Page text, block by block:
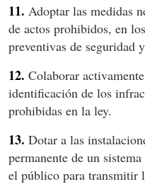
11. Adoptar las medidas
de actos prohibidos, en
preventivas de seguridad
12. Colaborar
identificación de los
prohibidas en la ley.
13. Dotar a las
permanente de un
el público para transmitir